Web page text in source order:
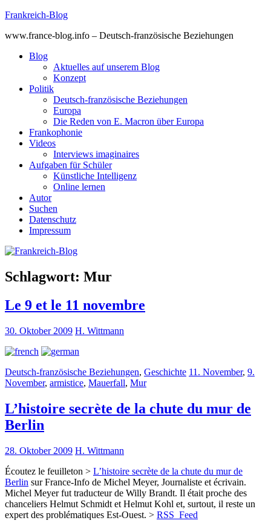
Skip
content
Frankreich-Blog
www.france-blog.info – Deutsch-französische Beziehungen
Blog
Aktuelles auf unserem Blog
Konzept
Politik
Deutsch-französische Beziehungen
Europa
Die Reden von E. Macron über Europa
Frankophonie
Videos
Interviews imaginaires
Aufgaben für Schüler
Künstliche Intelligenz
Online lernen
Autor
Suchen
Datenschutz
Impressum
Schlagwort: Mur
Le 9 et le 11 novembre
30. Oktober 2009 H. Wittmann
Deutsch-französische Beziehungen, Geschichte 11. November, 9.
November, armistice, Mauerfall, Mur
L’histoire secrète de la chute du mur de
Berlin
28. Oktober 2009 H. Wittmann
Écoutez le feuilleton > L’histoire secrète de la chute du mur de
Berlin sur France-Info de Michel Meyer, Journaliste et écrivain.
Michel Meyer fut traducteur de Willy Brandt. Il était proche des
chanceliers Helmut Schmidt et Helmut Kohl et, surtout, il reste un
expert des problématiques Est-Ouest. > RSS_Feed